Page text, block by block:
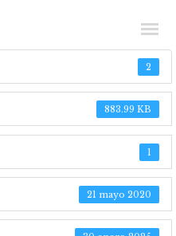
TECHNIQUES
2
883.99 KB
1
21 mayo 2020